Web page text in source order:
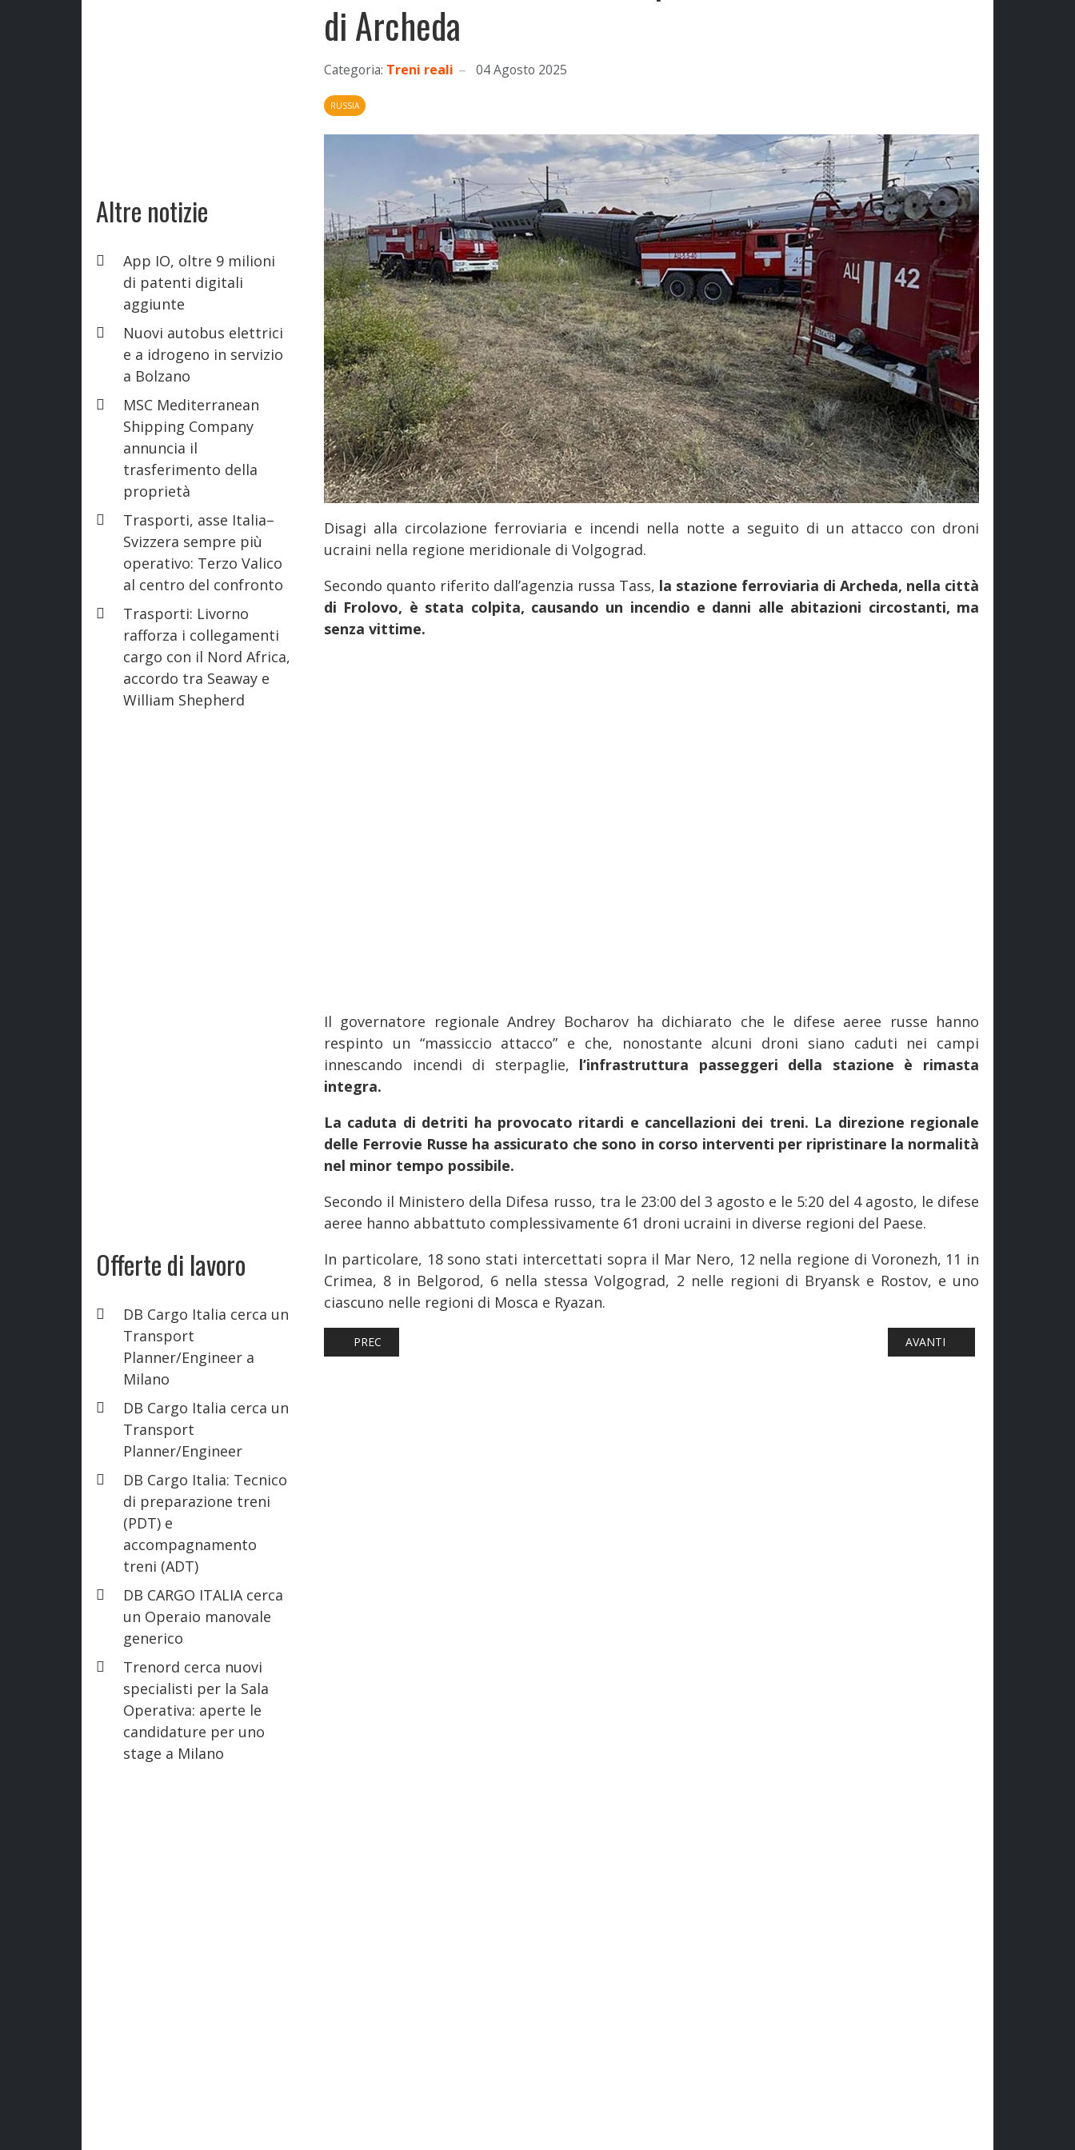
Altre notizie
App IO, oltre 9 milioni
di patenti digitali
aggiunte
Nuovi autobus elettrici
e a idrogeno in servizio
a Bolzano
MSC Mediterranean
Shipping Company
annuncia il
trasferimento della
proprietà
Trasporti, asse Italia–
Svizzera sempre più
operativo: Terzo Valico
al centro del confronto
Trasporti: Livorno
rafforza i collegamenti
cargo con il Nord Africa,
accordo tra Seaway e
William Shepherd
Offerte di lavoro
DB Cargo Italia cerca un
Transport
Planner/Engineer a
Milano
DB Cargo Italia cerca un
Transport
Planner/Engineer
DB Cargo Italia: Tecnico
di preparazione treni
(PDT) e
accompagnamento
treni (ADT)
DB CARGO ITALIA cerca
un Operaio manovale
generico
Trenord cerca nuovi
specialisti per la Sala
Operativa: aperte le
candidature per uno
stage a Milano
di Archeda
Categoria: Treni reali 04 Agosto 2025
RUSSIA
Disagi alla circolazione ferroviaria e incendi nella notte a seguito di un attacco con droni
ucraini nella regione meridionale di Volgograd.
Secondo quanto riferito dall’agenzia russa Tass, la stazione ferroviaria di Archeda, nella città
di Frolovo, è stata colpita, causando un incendio e danni alle abitazioni circostanti, ma
senza vittime.
Il governatore regionale Andrey Bocharov ha dichiarato che le difese aeree russe hanno
respinto un “massiccio attacco” e che, nonostante alcuni droni siano caduti nei campi
innescando incendi di sterpaglie, l’infrastruttura passeggeri della stazione è rimasta
integra.
La caduta di detriti ha provocato ritardi e cancellazioni dei treni. La direzione regionale
delle Ferrovie Russe ha assicurato che sono in corso interventi per ripristinare la normalità
nel minor tempo possibile.
Secondo il Ministero della Difesa russo, tra le 23:00 del 3 agosto e le 5:20 del 4 agosto, le difese
aeree hanno abbattuto complessivamente 61 droni ucraini in diverse regioni del Paese.
In particolare, 18 sono stati intercettati sopra il Mar Nero, 12 nella regione di Voronezh, 11 in
Crimea, 8 in Belgorod, 6 nella stessa Volgograd, 2 nelle regioni di Bryansk e Rostov, e uno
ciascuno nelle regioni di Mosca e Ryazan.
ARTICOLO PRECEDENTE: FERROVIE: LAVORI DI RINNOVO DELLA LINEA ELETTRICA SULLA VENAFRO - ROCCARAVINDOLA
PREC ARTICOLO SUCCESSIVO:
AVANTI